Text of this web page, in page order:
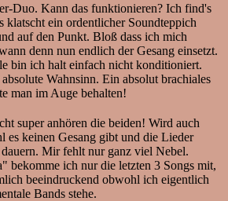
Duo. Kann das funktionieren? Ich find's
klatscht ein ordentlicher Soundteppich
auf den Punkt. Bloß dass ich mich
denn nun endlich der Gesang einsetzt.
bin ich halt einfach nicht konditioniert.
Wahnsinn. Ein absolut brachiales
man im Auge behalten!
super anhören die beiden! Wird auch
keinen Gesang gibt und die Lieder
Mir fehlt nur ganz viel Nebel.
bekomme ich nur die letzten 3 Songs mit,
beeindruckend obwohl ich eigentlich
Bands stehe.